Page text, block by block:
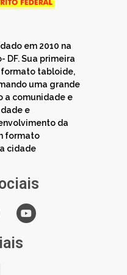
em 2010 na
DF. Sua primeira
formato tabloide,
uma grande
a comunidade e
e
da
formato
cidade